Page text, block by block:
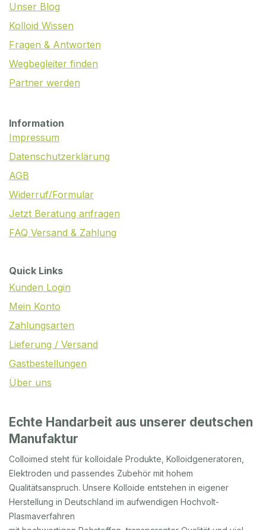
Unser Blog
Kolloid Wissen
Fragen & Antworten
Wegbegleiter finden
Partner werden
Information
Impressum
Datenschutzerklärung
AGB
Widerruf/Formular
Jetzt Beratung anfragen
FAQ Versand & Zahlung
Quick Links
Kunden Login
Mein Konto
Zahlungsarten
Lieferung / Versand
Gastbestellungen
Über uns
Echte Handarbeit aus unserer deutschen
Manufaktur
Colloimed steht für kolloidale Produkte, Kolloidgeneratoren,
Elektroden und passendes Zubehör mit hohem
Qualitätsanspruch. Unsere Kolloide entstehen in eigener
Herstellung in Deutschland im aufwendigen Hochvolt-
Plasmaverfahren